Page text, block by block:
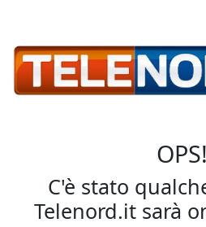
OPS!
C'è stato
Telenord.it sarà